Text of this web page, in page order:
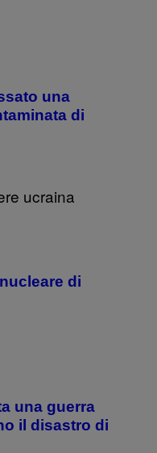
una
di
di
una guerra
il disastro di